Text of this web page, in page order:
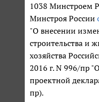
1038 Минстроем
Минстроя России
"О внесении
строительства и
хозяйства
2016 г. N 996/пр
проектной
пр).